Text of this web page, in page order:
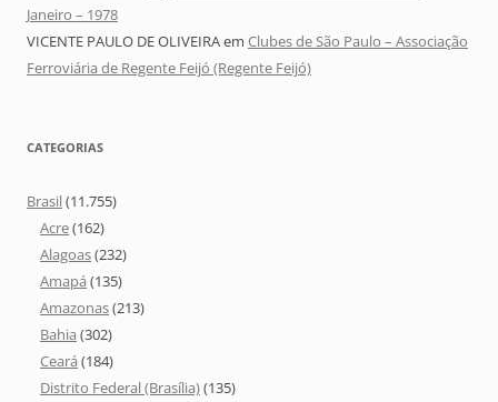
Janeiro – 1978
VICENTE PAULO DE OLIVEIRAem Clubes de São Paulo – Associação
Ferroviária de Regente Feijó (Regente Feijó)
CATEGORIAS
Brasil(11.755)
Acre(162)
Alagoas(232)
Amapá (135)
Amazonas(213)
Bahia (302)
Ceará (184)
Distrito Federal (Brasília)(135)